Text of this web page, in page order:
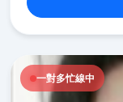
一對多忙線中